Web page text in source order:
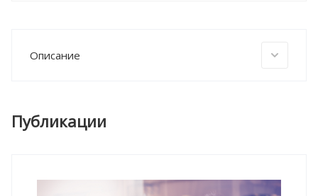
Описание
Публикации